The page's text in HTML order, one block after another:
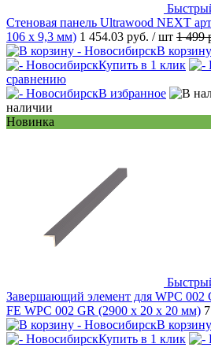
Стеновая панель Ultrawood NEXT
106 х 9,3 мм) 1 454.03 руб. / шт 1 499
В корзину
Купить в 1 клик
сравнению
В избранное
наличии
Новинка
Завершающий элемент для WPC 002
FE WPC 002 GR (2900 х 20 х 20 мм)
В корзину
Купить в 1 клик